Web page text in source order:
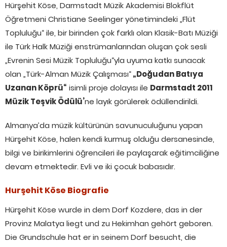
Hürşehit Köse, Darmstadt Müzik Akademisi Blokflüt
Öğretmeni Christiane Seelinger yönetimindeki „Flüt
Topluluğu“ ile, bir birinden çok farklı olan Klasik-Batı Müziği
ile Türk Halk Müziği enstrümanlarından oluşan çok sesli
„Evrenin Sesi Müzik Topluluğu“yla uyuma katkı sunacak
olan „Türk-Alman Müzik Çalışması“„Doğudan Batıya
Uzanan Köprü“ isimli proje dolayısı ile Darmstadt 2011
MüzikTeşvikÖdülü’ne layık görülerek ödüllendirildi.
Almanya’da müzik kültürünün savunuculuğunu yapan
Hürşehit Köse, halen kendi kurmuş olduğu dersanesinde,
bilgi ve birikimlerini öğrencileri ile paylaşarak eğitimciliğine
devam etmektedir. Evli ve iki çocuk babasıdır.
Hurşehit Köse Biografie
Hürşehit Köse wurde in dem Dorf Kozdere, das in der
Provinz Malatya liegt und zu Hekimhan gehört geboren.
Die Grundschule hat er in seinem Dorf besucht, die